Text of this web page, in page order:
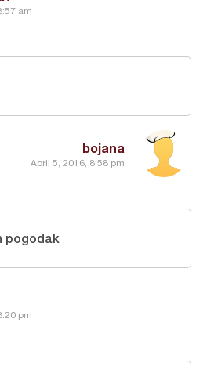
am
bojana
April 5, 2016, 8:58 pm
pm
pogodak